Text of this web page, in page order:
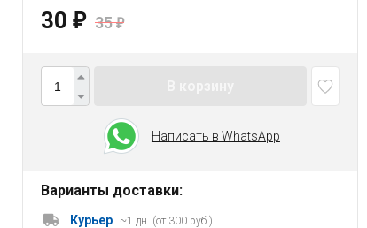
30 ₽ 35₽
Написать в WhatsApp
Варианты доставки:
Курьер ~1 дн. (от 300 руб.)